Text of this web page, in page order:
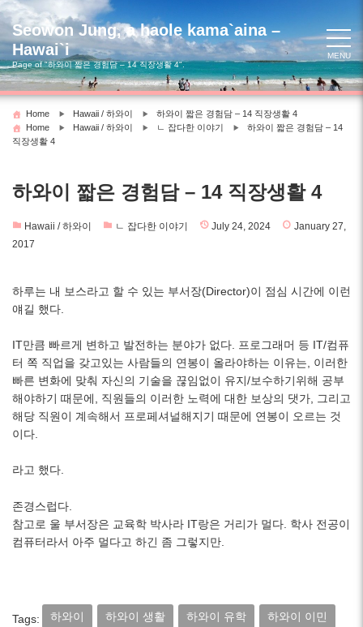
Skip
to
content
Seowon Jung, a haole kama`aina –
Hawai`i
Page of "하와이 짧은 경험담 – 14 직장생활 4".
MENU
Home Hawaii / 하와이
하와이 짧은 경험담 – 14 직장생활 4
Home
Hawaii / 하와이 ㄴ 잡다한 이야기
하와이 짧은 경험담 – 14
직장생활 4
하와이 짧은 경험담 – 14 직장생활 4
Hawaii / 하와이 ㄴ 잡다한 이야기 July 24, 2024
January 27,
2017
하루는 내 보스라고 할 수 있는 부서장(Director)이 점심 시간에 이런
얘길 했다.
IT만큼 빠르게 변하고 발전하는 분야가 없다. 프로그래머 등 IT/컴퓨
터 쪽 직업을 갖고있는 사람들의 연봉이 올라야하는 이유는, 이러한
빠른 변화에 맞춰 자신의 기술을 끊임없이 유지/보수하기위해 공부
해야하기 때문에, 직원들의 이러한 노력에 대한 보상의 댓가, 그리고
해당 직원이 계속해서 프로페셔널해지기 때문에 연봉이 오르는 것
이다.
라고 했다.
존경스럽다.
참고로 울 부서장은 교육학 박사라 IT랑은 거리가 멀다. 학사 전공이
컴퓨터라서 아주 멀다고 하긴 좀 그렇지만.
Tags: 하와이 하와이 생활 하와이 유학 하와이 이민